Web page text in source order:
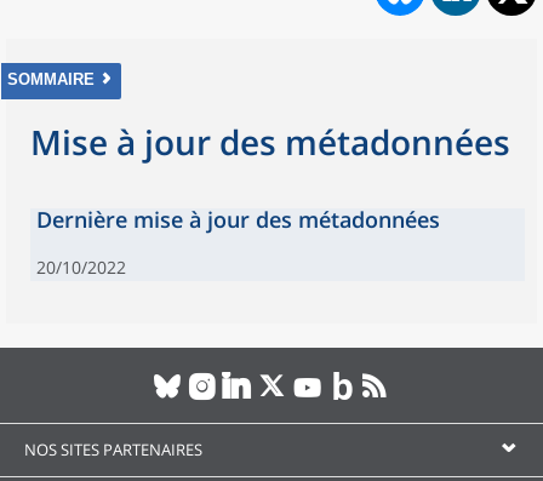
SOMMAIRE
Mise à jour des métadonnées
Dernière mise à jour des métadonnées
20/10/2022
NOS SITES PARTENAIRES